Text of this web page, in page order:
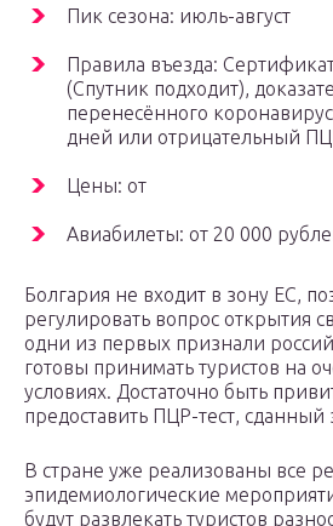
Пик сезона: июль-август
Правила въезда:
(Спутник подходит),
перенесённого
дней или отрицательный
Цены: от
Авиабилеты: от 20 000
Болгария не входит в зону ЕС,
регулировать вопрос открытия
одни из первых признали
готовы принимать туристов на
условиях. Достаточно быть
предоставить ПЦР-тест, сданный
В стране уже реализованы все
эпидемиологические
будут развлекать туристов